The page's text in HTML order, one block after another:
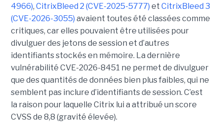
4966), CitrixBleed 2 (CVE-2025-5777) et CitrixBleed 3
(CVE-2026-3055) avaient toutes été classées comme
critiques, car elles pouvaient être utilisées pour
divulguer des jetons de session et d’autres
identifiants stockés en mémoire. La dernière
vulnérabilité CVE-2026-8451 ne permet de divulguer
que des quantités de données bien plus faibles, qui ne
semblent pas inclure d’identifiants de session. C’est
la raison pour laquelle Citrix lui a attribué un score
CVSS de 8,8 (gravité élevée).